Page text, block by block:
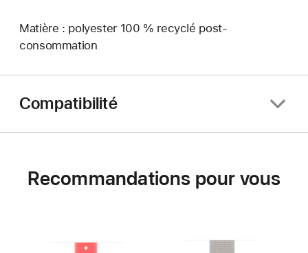
Matière : polyester 100 % recyclé post-
consommation
Compatibilité
Recommandations pour vous